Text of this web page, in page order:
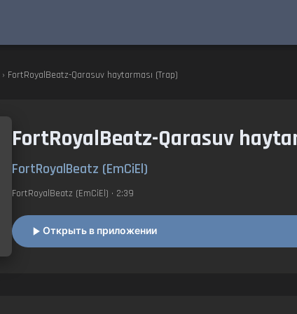
› FortRoyalBeatz-Qarasuv haytarması (Trap)
FortRoyalBeatz-Qarasuv
FortRoyalBeatz (EmCiEl)
FortRoyalBeatz (EmCiEl) • 2:39
Открыть в приложении